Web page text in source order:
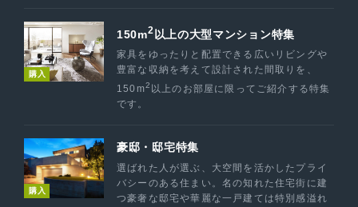
購入
150m2 以上の大型マンション特集
家具をゆったりと配置できる広いリビングや
豊富な収納を考えて設計された間取りを、
150m2 以上のお部屋に限ってご紹介する特集
です。
購入
豪邸・邸宅特集
選ばれた人が選ぶ、大空間を活かしたプライ
バシーのある住まい。名の知れた住宅街に建
つ豪奢な邸宅や華麗な一戸建ては特別感溢れ